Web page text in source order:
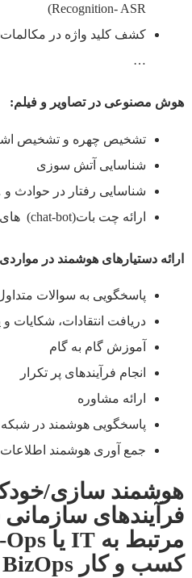
Recognition- ASR)
…
هوش مصنوعی در تصاوير و فيلم:
تشخيص چهره و تشخيص
شناسايی آتش سوزی
شناسايی رفتار در حوادث
ارائه چت بات(chat-bot) های هوشمند
ارائه دستيارهای هوشمند در
پاسخگويی به سوالات
دريافت انتقادات، شکايات و
آموزش گام به گام
انجام فرآيندهای پر تکرار
ارائه مشاوره
پاسخگويی هوشمند در
جمع آوری هوشمند
هوشمند سازی/
فرآيندهای
مرتبط به
یا
کسب و کار